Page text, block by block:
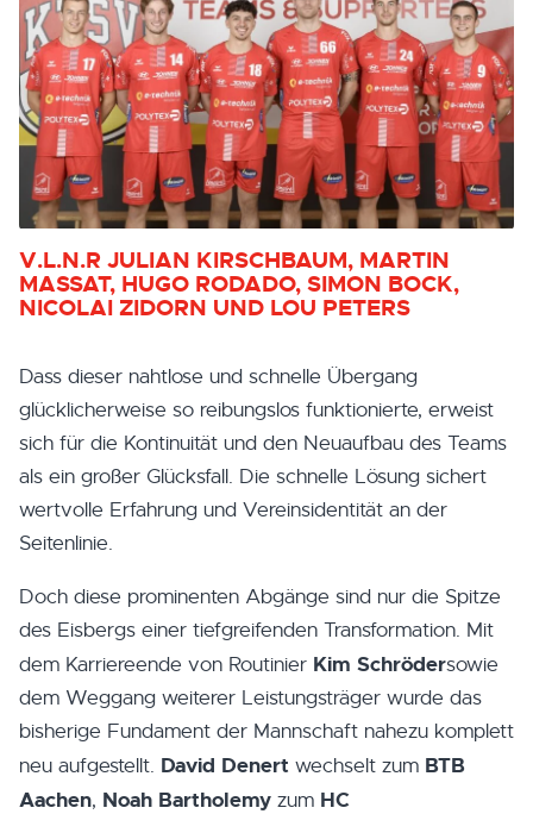
V.L.N.R JULIAN KIRSCHBAUM, MARTIN
MASSAT, HUGO RODADO, SIMON BOCK,
NICOLAI ZIDORN UND LOU PETERS
Dass dieser nahtlose und schnelle Übergang
glücklicherweise so reibungslos funktionierte, erweist
sich für die Kontinuität und den Neuaufbau des Teams
als ein großer Glücksfall. Die schnelle Lösung sichert
wertvolle Erfahrung und Vereinsidentität an der
Seitenlinie.
Doch diese prominenten Abgänge sind nur die Spitze
des Eisbergs einer tiefgreifenden Transformation. Mit
dem Karriereende von Routinier Kim Schrödersowie
dem Weggang weiterer Leistungsträger wurde das
bisherige Fundament der Mannschaft nahezu komplett
neu aufgestellt. David Denert wechselt zum BTB
Aachen, Noah Bartholemy zum HC